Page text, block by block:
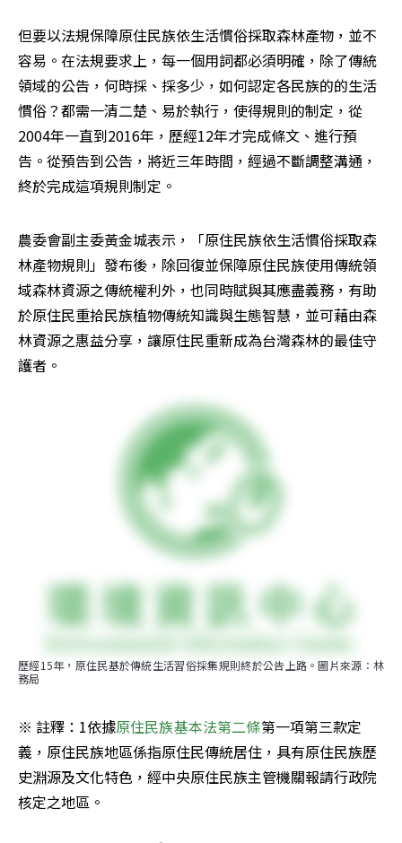
但要以法規保障原住民族依生活慣俗採取森林產物，並不
容易。在法規要求上，每一個用詞都必須明確，除了傳統
領域的公告，何時採、採多少，如何認定各民族的的生活
慣俗？都需一清二楚、易於執行，使得規則的制定，從
2004年一直到2016年，歷經12年才完成條文、進行預
告。從預告到公告，將近三年時間，經過不斷調整溝通，
終於完成這項規則制定。
農委會副主委黃金城表示，「原住民族依生活慣俗採取森
林產物規則」發布後，除回復並保障原住民族使用傳統領
域森林資源之傳統權利外，也同時賦與其應盡義務，有助
於原住民重拾民族植物傳統知識與生態智慧，並可藉由森
林資源之惠益分享，讓原住民重新成為台灣森林的最佳守
護者。
歷經15年，原住民基於傳統生活習俗採集規則終於公告上路。圖片來源：林
務局
※ 註釋：1依據原住民族基本法第二條第一項第三款定
義，原住民族地區係指原住民傳統居住，具有原住民族歷
史淵源及文化特色，經中央原住民族主管機關報請行政院
核定之地區。